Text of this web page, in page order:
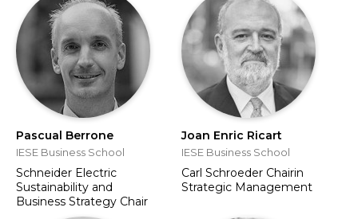
Pascual Berrone
IESE Business School
Schneider Electric
Sustainability and
Business Strategy Chair
Joan Enric Ricart
IESE Business School
Carl Schroeder Chairin
Strategic Management